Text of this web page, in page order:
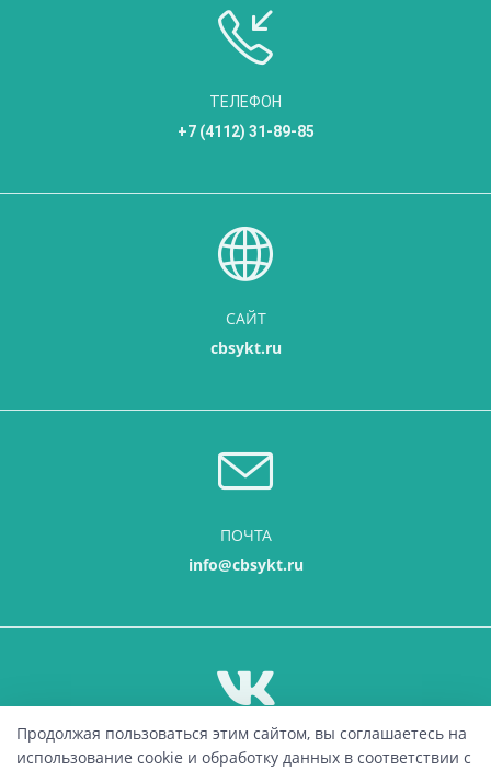
ТЕЛЕФОН
+7 (4112) 31-89-85
САЙТ
cbsykt.ru
ПОЧТА
info@cbsykt.ru
ВКОНТАКТЕ
Продолжая пользоваться этим сайтом, вы соглашаетесь на
использование cookie и обработку данных в соответствии с